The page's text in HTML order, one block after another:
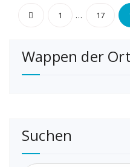
Beiträge
1 … 17
Wappen der
Suchen